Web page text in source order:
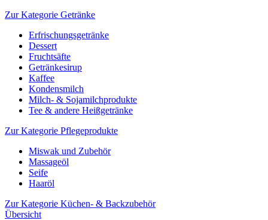
Zur Kategorie Getränke
Erfrischungsgetränke
Dessert
Fruchtsäfte
Getränkesirup
Kaffee
Kondensmilch
Milch- & Sojamilchprodukte
Tee & andere Heißgetränke
Zur Kategorie Pflegeprodukte
Miswak und Zubehör
Massageöl
Seife
Haaröl
Zur Kategorie Küchen- & Backzubehör
Übersicht